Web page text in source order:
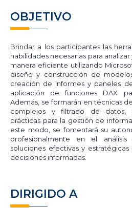
OBJETIVO
Brindar a los participantes las
habilidades necesarias para
manera eficiente utilizando
diseño y construcción de
creación de informes y paneles
aplicación de funciones DAX
Además, se formarán en técnicas
complejos y filtrado de datos,
prácticas para la gestión de
este modo, se fomentará su
profesionalmente en el
soluciones efectivas y
decisiones informadas.
DIRIGIDO A